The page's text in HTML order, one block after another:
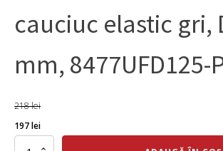
cauciuc elastic gri,
mm, 8477UFD125-
218lei
Prețul
inițial
197leiPrețul
curent
Cantitate